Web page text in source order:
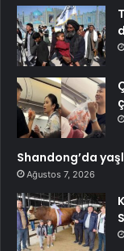
Shandong’da
Ağustos 7, 2026